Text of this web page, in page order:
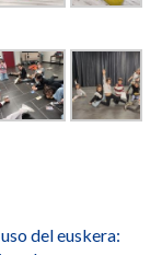
del euskera: